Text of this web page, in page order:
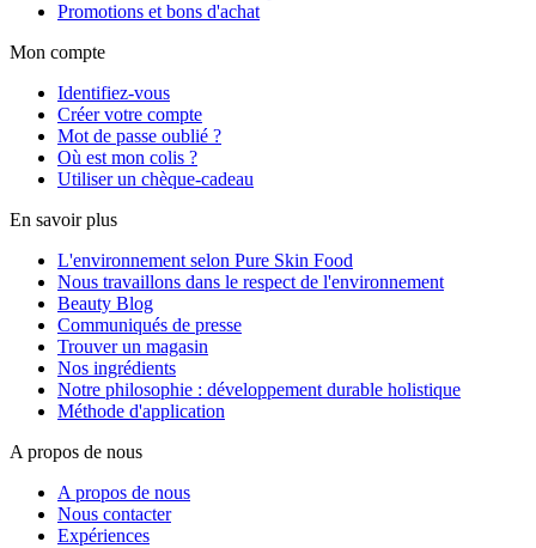
Promotions et bons d'achat
Mon compte
Identifiez-vous
Créer votre compte
Mot de passe oublié ?
Où est mon colis ?
Utiliser un chèque-cadeau
En savoir plus
L'environnement selon Pure Skin Food
Nous travaillons dans le respect de l'environnement
Beauty Blog
Communiqués de presse
Trouver un magasin
Nos ingrédients
Notre philosophie : développement durable holistique
Méthode d'application
A propos de nous
A propos de nous
Nous contacter
Expériences